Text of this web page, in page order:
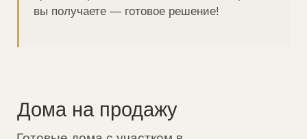
участка под
строительство дома?